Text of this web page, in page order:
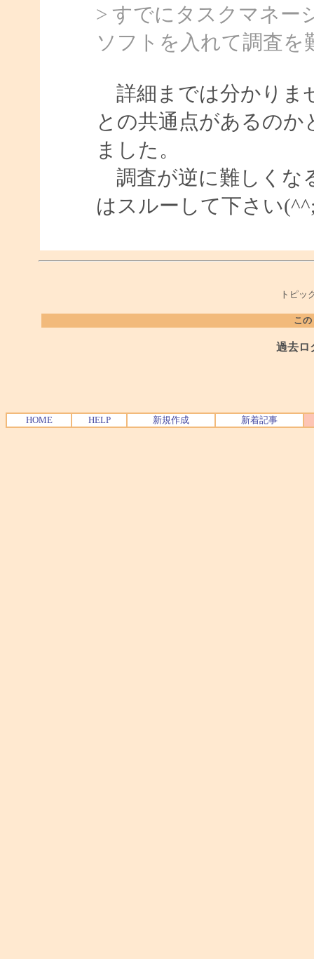
> すでにタスクマネー
ソフトを入れて調査
詳細までは分かりま
との共通点があるの
ました。
調査が逆に難しくな
はスルーして下さい
トピッ
こ
過去ロ
HOME HELP 新規作成 新着記事